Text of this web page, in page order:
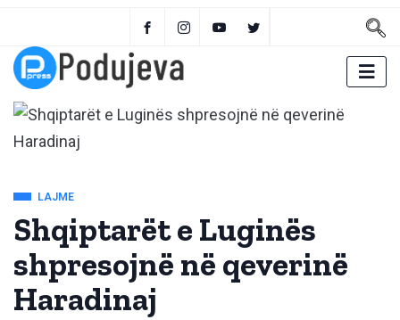
LAJME
Shqiptarët e Luginës
shpresojnë në qeverinë
Haradinaj